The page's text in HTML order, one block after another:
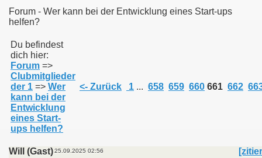
Forum - Wer kann bei der Entwicklung eines Start-ups
helfen?
Du befindest
dich hier:
Forum =>
Clubmitglieder
der 1 => Wer
kann bei der
Entwicklung
eines Start-
ups helfen?
<- Zurück 1 ... 658 659 660 661 662
Will (Gast)25.09.2025 02:56